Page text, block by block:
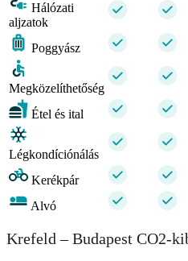
Hálózati
aljzatok
Poggyász
Megközelíthetőség
Étel és ital
Légkondíciónálás
Kerékpár
Alvó
Krefeld – Budapest CO2-